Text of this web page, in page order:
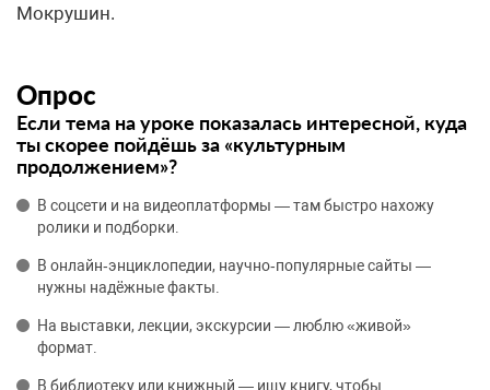
Мокрушин.
Опрос
Если тема на уроке показалась интересной, куда
ты скорее пойдёшь за «культурным
продолжением»?
В соцсети и на видеоплатформы — там быстро нахожу
ролики и подборки.
В онлайн‑энциклопедии, научно‑популярные сайты —
нужны надёжные факты.
На выставки, лекции, экскурсии — люблю «живой»
формат.
В библиотеку или книжный — ищу книгу, чтобы